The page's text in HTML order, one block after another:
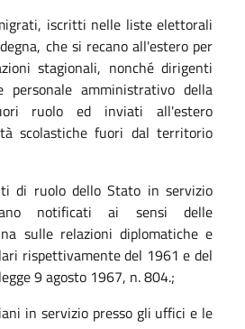
iscritti nelle liste elettorali
che si recano all'estero per
stagionali, nonché dirigenti
personale amministrativo della
ruolo ed inviati all'estero
scolastiche fuori dal territorio
di ruolo dello Stato in servizio
notificati ai sensi delle
sulle relazioni diplomatiche e
rispettivamente del 1961 e del
9 agosto 1967, n. 804.;
in servizio presso gli uffici e le